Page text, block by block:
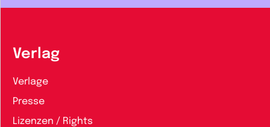
Verlag
Verlage
Presse
Lizenzen / Rights